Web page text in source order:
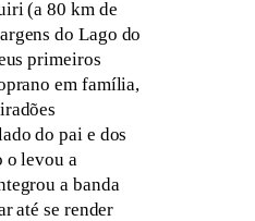
(a 80 km de
do Lago do
primeiros
em família,
do pai e dos
o levou a
a banda
até se render